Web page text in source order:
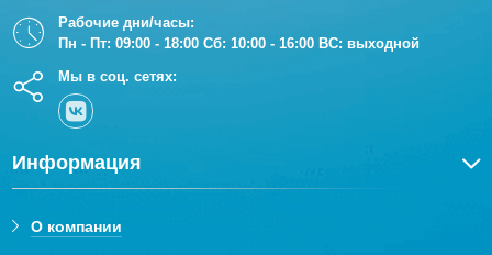
Рабочие дни/часы:
Пн - Пт: 09:00 - 18:00 Сб: 10:00 - 16:00 ВС: выходной
Мы в соц. сетях:
Информация
О компании